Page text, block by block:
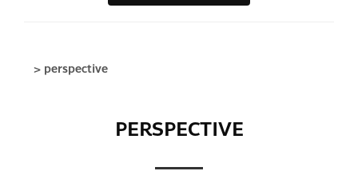
> perspective
PERSPECTIVE